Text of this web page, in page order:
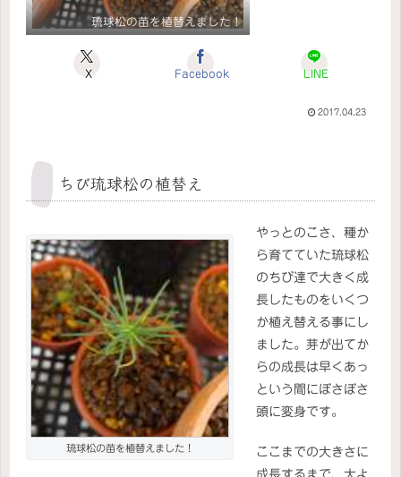
琉球松の苗を植替えました！
X Facebook LINE
2017.04.23
ちび琉球松の植替え
琉球松の苗を植替えました！
やっとのこさ、種か
ら育てていた琉球松
のちび達で大きく成
長したものをいくつ
か植え替える事にし
ました。芽が出てか
らの成長は早くあっ
という間にぼさぼさ
頭に変身です。
ここまでの大きさに
成長するまで、大よ